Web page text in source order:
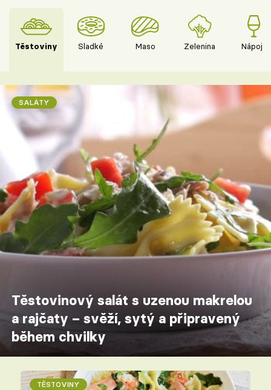
Těstoviny Sladké Maso Zelenina Nápoje
SALÁTY
Těstovinový salát s uzenou makrelou
a rajčaty – svěží, sytý a připravený
během chvilky
TĚSTOVINY